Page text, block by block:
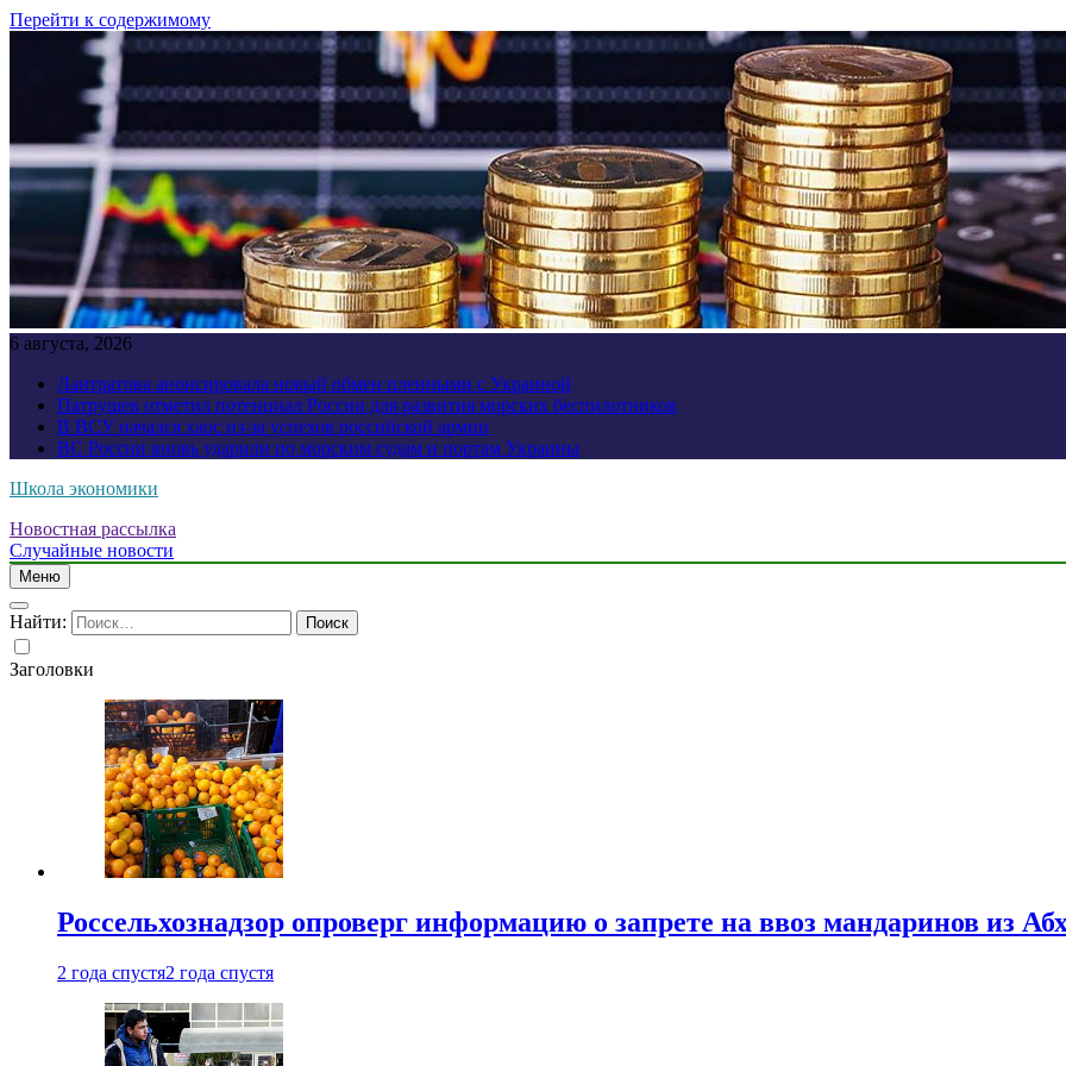
Перейти к содержимому
6 августа, 2026
Лантратова анонсировала новый обмен пленными с Украиной
Патрушев отметил потенциал России для развития морских беспилотников
В ВСУ начался хаос из-за успехов российской армии
ВС России вновь ударили по морским судам и портам Украины
Школа экономики
Новостная рассылка
Случайные новости
Меню
Найти:
Заголовки
Россельхознадзор опроверг информацию о запрете на ввоз мандаринов из
2 года спустя2 года спустя